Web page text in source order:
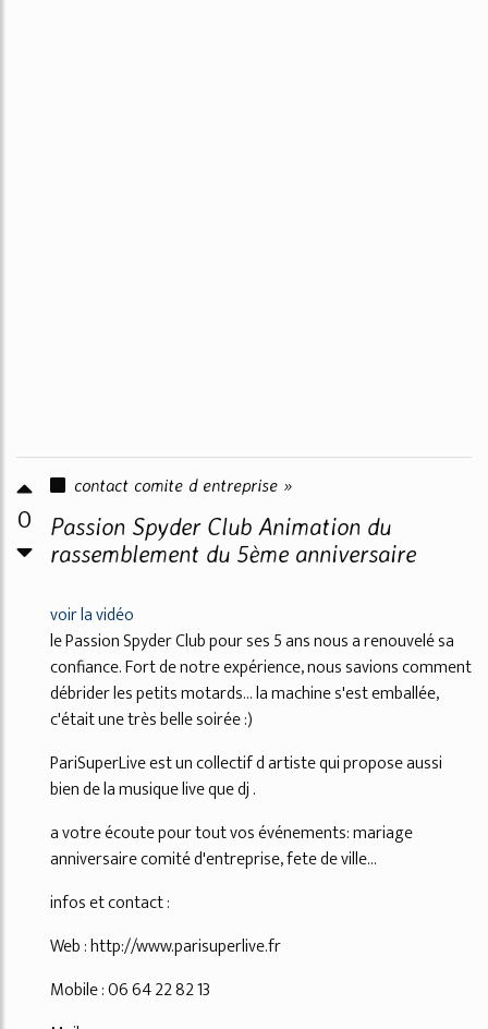
0
contact comite d entreprise »
Passion Spyder Club Animation du
rassemblement du 5ème anniversaire
voir la vidéo
le Passion Spyder Club pour ses 5 ans nous a renouvelé sa
confiance. Fort de notre expérience, nous savions comment
débrider les petits motards... la machine s'est emballée,
c'était une très belle soirée :)
PariSuperLive est un collectif d artiste qui propose aussi
bien de la musique live que dj .
a votre écoute pour tout vos événements: mariage
anniversaire comité d'entreprise, fete de ville...
infos et contact :
Web : http://www.parisuperlive.fr
Mobile : 06 64 22 82 13